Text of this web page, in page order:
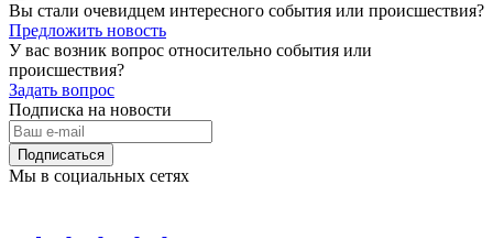
Вы стали очевидцем интересного события или происшествия?
Предложить новость
У вас возник вопрос относительно события или
происшествия?
Задать вопрос
Подписка на новости
Подписаться
Мы в социальных сетях